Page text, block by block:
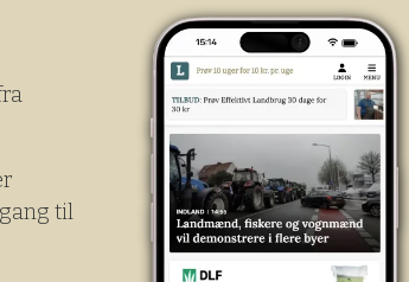
til